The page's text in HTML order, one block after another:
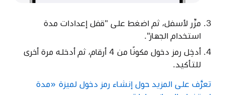
مرِّر لأسفل، ثم اضغط على "قفل إعدادات مدة
استخدام الجهاز".
أدخِل رمز دخول مكونًا من 4 أرقام، ثم أدخله مرة أخرى
للتأكيد.
تعرَّف على المزيد حول إنشاء رمز دخول لميزة «مدة